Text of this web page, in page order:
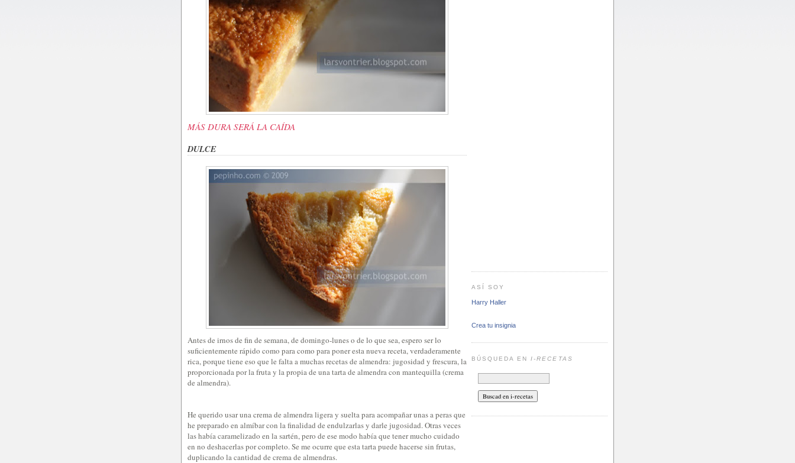
MÁS DURA SERÁ LA CAÍDA
DULCE
Antes de irnos de fin de semana, de domingo-lunes o de lo que sea, espero ser lo
suficientemente rápido como para como para poner esta nueva receta, verdaderamente
rica, porque tiene eso que le falta a muchas recetas de almendra: jugosidad y frescura, la
proporcionada por la fruta y la propia de una tarta de almendra con mantequilla (crema
de almendra).
He querido usar una crema de almendra ligera y suelta para acompañar unas a peras que
he preparado en almíbar con la finalidad de endulzarlas y darle jugosidad. Otras veces
las había caramelizado en la sartén, pero de ese modo había que tener mucho cuidado
en no deshacerlas por completo. Se me ocurre que esta tarta puede hacerse sin frutas,
duplicando la cantidad de crema de almendras.
ASÍ SOY
Harry Haller
Crea tu insignia
BÚSQUEDA ENI-RECETAS